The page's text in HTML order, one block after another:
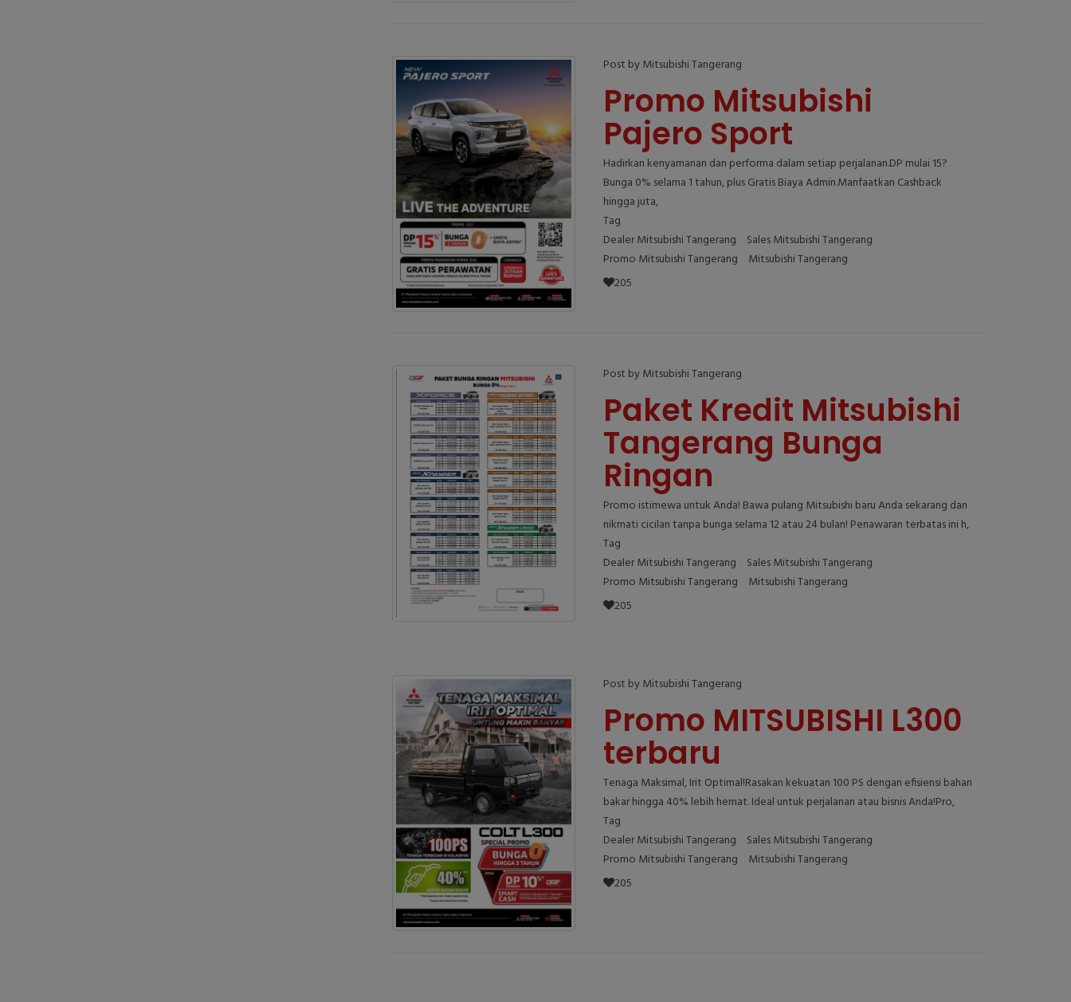
Post by Mitsubishi Tangerang
Promo Mitsubishi
Pajero Sport
Hadirkan kenyamanan dan performa dalam setiap perjalanan.DP mulai 15?
Bunga 0% selama 1 tahun, plus Gratis Biaya Admin.Manfaatkan Cashback
hingga juta,
Tag
Dealer Mitsubishi Tangerang
Sales Mitsubishi Tangerang
Promo Mitsubishi Tangerang
Mitsubishi Tangerang
205
Post by Mitsubishi Tangerang
Paket Kredit Mitsubishi
Tangerang Bunga
Ringan
Promo istimewa untuk Anda! Bawa pulang Mitsubishi baru Anda sekarang dan
nikmati cicilan tanpa bunga selama 12 atau 24 bulan! Penawaran terbatas ini h,
Tag
Dealer Mitsubishi Tangerang
Sales Mitsubishi Tangerang
Promo Mitsubishi Tangerang
Mitsubishi Tangerang
205
Post by Mitsubishi Tangerang
Promo MITSUBISHI L300
terbaru
Tenaga Maksimal, Irit Optimal!Rasakan kekuatan 100 PS dengan efisiensi bahan
bakar hingga 40% lebih hemat. Ideal untuk perjalanan atau bisnis Anda!Pro,
Tag
Dealer Mitsubishi Tangerang
Sales Mitsubishi Tangerang
Promo Mitsubishi Tangerang
Mitsubishi Tangerang
205